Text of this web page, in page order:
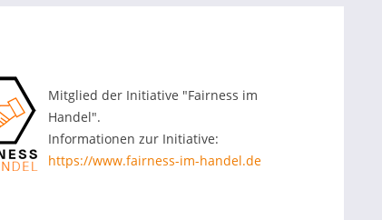
Mitglied der Initiative "Fairness im
Handel".
Informationen zur Initiative:
https://www.fairness-im-handel.de